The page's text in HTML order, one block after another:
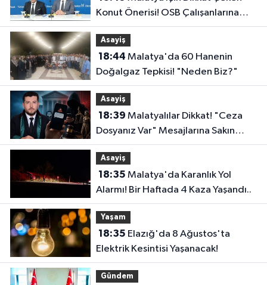
Konut Önerisi! OSB Çalışanlarına
Faizsiz Ev Çağrısı..
Asayiş
18:44
Doğalgaz Tepkisi! "Neden Biz?"
Asayiş
18:39
Dosyanız Var" Mesajlarına Sakın
Kanmayın
Asayiş
18:35
Alarmı! Bir Haftada 4 Kaza Yaşandı..
Yaşam
18:35
Elektrik Kesintisi Yaşanacak!
Gündem